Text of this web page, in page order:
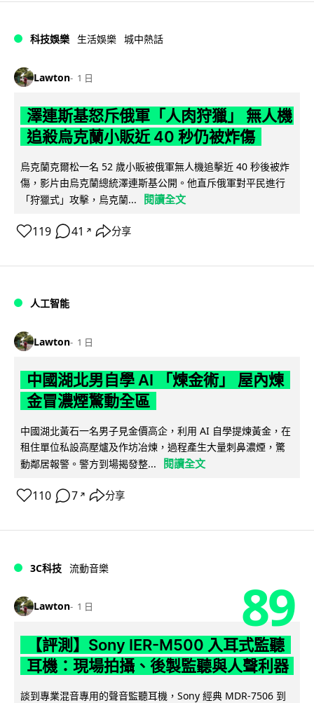
科技娛樂 生活娛樂 城中熱話
Lawton 1 日
澤連斯基怒斥俄軍「人肉狩獵」 無人機
追殺烏克蘭小販近 40 秒仍被炸傷
烏克蘭克爾松一名 52 歲小販被俄軍無人機追擊近 40 秒後被炸
傷，影片由烏克蘭總統澤連斯基公開。他直斥俄軍對平民進行
「狩獵式」攻擊，烏克蘭...
閱讀全文
119 41 ↗ 分享
人工智能
Lawton 1 日
中國湖北男自學 AI 「煉金術」 屋內煉
金冒濃煙驚動全區
中國湖北黃石一名男子見金價高企，利用 AI 自學提煉黃金，在
租住單位私設高壓爐及作坊冶煉，過程產生大量刺鼻濃煙，驚
動鄰居報警。警方到場揭發整...
閱讀全文
110 7 ↗ 分享
3C科技 流動音樂
Lawton 1 日 89
【評測】Sony IER-M500 入耳式監聽
耳機：現場拍攝、後製監聽與人聲利器
談到專業混音專用的聲音監聽耳機，Sony 經典 MDR-7506 到